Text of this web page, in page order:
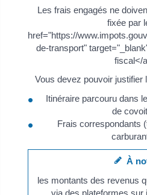
Les frais engagés ne
fixée par
href="https://
de-transport"
fiscal</
Vous devez pouvoir justifier
Itinéraire parcouru dans
de
Frais correspondants
À
les montants des revenus
via des plateformes sur